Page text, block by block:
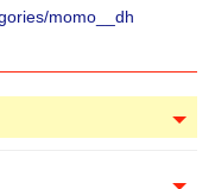
momo__dh